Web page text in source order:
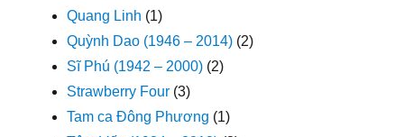
Quang Linh (1)
Quỳnh Dao (1946 – 2014) (2)
Sĩ Phú (1942 – 2000) (2)
Strawberry Four (3)
Tam ca Đông Phương (1)